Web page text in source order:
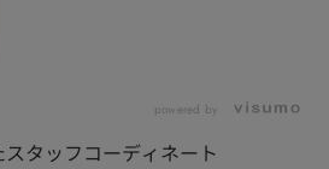
powered by
タッフコーディネート